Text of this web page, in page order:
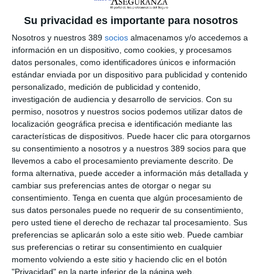
Su privacidad es importante para nosotros
Nosotros y nuestros 389 socios almacenamos y/o accedemos a
información en un dispositivo, como cookies, y procesamos
datos personales, como identificadores únicos e información
estándar enviada por un dispositivo para publicidad y contenido
personalizado, medición de publicidad y contenido,
investigación de audiencia y desarrollo de servicios. Con su
permiso, nosotros y nuestros socios podemos utilizar datos de
localización geográfica precisa e identificación mediante las
características de dispositivos. Puede hacer clic para otorgarnos
su consentimiento a nosotros y a nuestros 389 socios para que
llevemos a cabo el procesamiento previamente descrito. De
forma alternativa, puede acceder a información más detallada y
cambiar sus preferencias antes de otorgar o negar su
consentimiento. Tenga en cuenta que algún procesamiento de
sus datos personales puede no requerir de su consentimiento,
pero usted tiene el derecho de rechazar tal procesamiento. Sus
preferencias se aplicarán solo a este sitio web. Puede cambiar
sus preferencias o retirar su consentimiento en cualquier
momento volviendo a este sitio y haciendo clic en el botón
"Privacidad" en la parte inferior de la página web.
La firma del acuerdo tuvo lugar en un acto celebrado en
Santiago de Compostela al que asistieron más de 60 personas,
entre ellos, representantes de las principales compañías
aseguradoras, siendo así testigos de la firma del acuerdo,
además de la piragüista y subcampeona olímpicaTeresa
Portela, quien desde 2022 ejerce como embajadora de marca
de S4.
Alberto Sueiro ha repasado en su discurso los más de 70 años
de historia de la empresa y la necesidad de evolucionar para
redimensionar la correduría
con el objetivo de ser
competitivos en el siglo XXI.
Alfredo Blanco también ha recordado brevemente los orígenes
de S4. Ha continuado presentando la dimensión que alcanza la
nueva empresa, y asumiendo con orgullo y responsabilidad el
gran reto de dirigir este nuevo proyecto empresarial, que nace
con la ambición de convertirse en laprimera correduría de
seguros de capital 100% gallego.
Si quiere recibir diariamente y GRATIS noticias como esta,
pinche aquí.